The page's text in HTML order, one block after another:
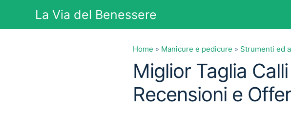
contenuto
La Via del Benessere
Home » Manicure e pedicure » Strumenti ed
Miglior Taglia
Recensioni e